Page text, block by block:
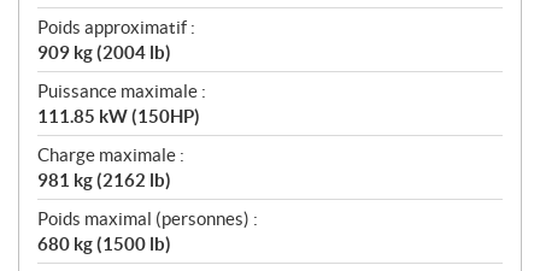
Poids approximatif :
909 kg (2004 lb)
Puissance maximale :
111.85 kW (150HP)
Charge maximale :
981 kg (2162 lb)
Poids maximal (personnes) :
680 kg (1500 lb)